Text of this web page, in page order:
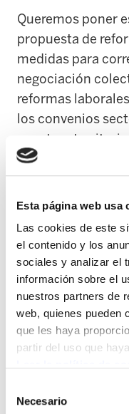
Esta página web usa
Las cookies de este
el contenido y los
sociales y analizar el
información sobre el
nuestros partners de
web, quienes pueden
que les haya
partir del uso que
Necesario
Queremos poner
propuesta de
medidas para
negociación
reformas
los convenios
nuestros
los convenios
negociación se
combativo y la
luchas sindicales
Al mismo tiempo,
propuesta de
normativa
2012 en materia
hemos visto
despedir a las y